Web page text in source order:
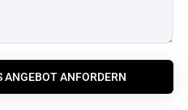
ANFORDERN